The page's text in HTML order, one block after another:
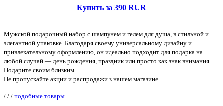
Купить за 390 RUR
Мужской подарочный набор с шампунем и гелем для душа, в стильной и
элегантной упаковке. Благодаря своему универсальному дизайну и
привлекательному оформлению, он идеально подходит для подарка на
любой случай — день рождения, праздник или просто как знак внимания.
Подарите своим близким
Не пропускайте акции и распродажи в нашем магазине.
/ / / подобные товары